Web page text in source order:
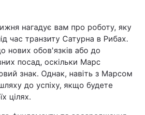
нагадує вам про роботу, яку
час транзиту Сатурна в Рибах.
нових обов'язків або до
посад, оскільки Марс
знак. Однак, навіть з Марсом
до успіху, якщо будете
цілях.